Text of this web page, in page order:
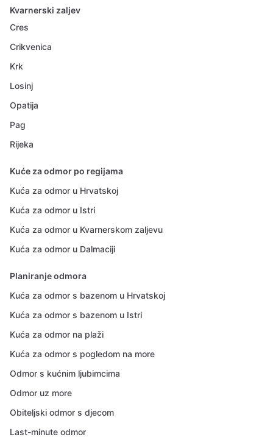
Kvarnerski zaljev
Cres
Crikvenica
Krk
Losinj
Opatija
Pag
Rijeka
Kuće za odmor po regijama
Kuća za odmor u Hrvatskoj
Kuća za odmor u Istri
Kuća za odmor u Kvarnerskom zaljevu
Kuća za odmor u Dalmaciji
Planiranje odmora
Kuća za odmor s bazenom u Hrvatskoj
Kuća za odmor s bazenom u Istri
Kuća za odmor na plaži
Kuća za odmor s pogledom na more
Odmor s kućnim ljubimcima
Odmor uz more
Obiteljski odmor s djecom
Last-minute odmor